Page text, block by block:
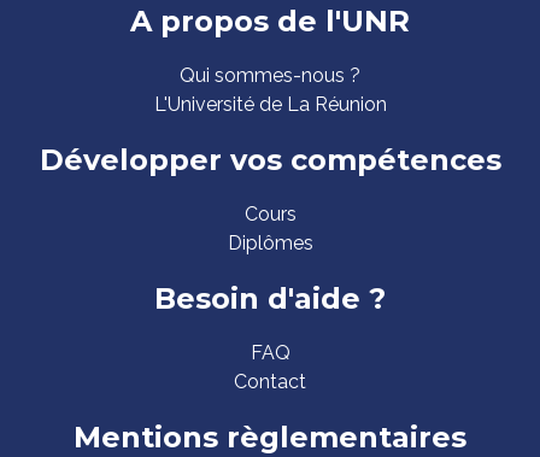
A propos de l'UNR
Qui sommes-nous ?
L'Université de La Réunion
Développer vos compétences
Cours
Diplômes
Besoin d'aide ?
FAQ
Contact
Mentions règlementaires